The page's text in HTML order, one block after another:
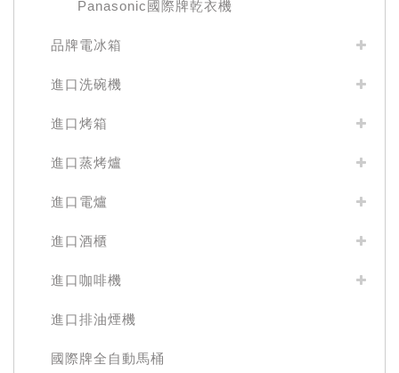
Panasonic國際牌乾衣機
品牌電冰箱
進口洗碗機
進口烤箱
進口蒸烤爐
進口電爐
進口酒櫃
進口咖啡機
進口排油煙機
國際牌全自動馬桶